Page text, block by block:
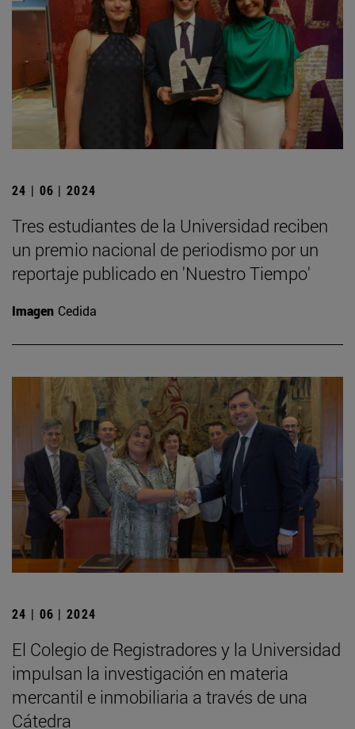
24 | 06 | 2024
Tres estudiantes de la Universidad reciben
un premio nacional de periodismo por un
reportaje publicado en 'Nuestro Tiempo'
Imagen Cedida
24 | 06 | 2024
El Colegio de Registradores y la Universidad
impulsan la investigación en materia
mercantil e inmobiliaria a través de una
Cátedra